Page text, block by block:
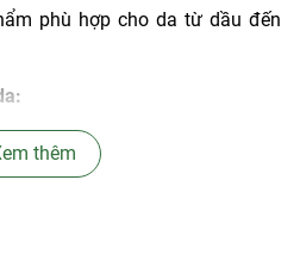
phù hợp cho da từ dầu đến
chân lông, lỗ chân lông to.
đến vừa.
thêm